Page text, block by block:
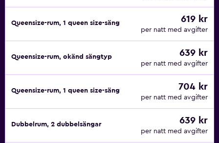
Queensize-rum, 1 queen size-säng 619 kr
per natt med avgifter
Queensize-rum, okänd sängtyp 639 kr
per natt med avgifter
Queensize-rum, 1 queen size-säng 704 kr
per natt med avgifter
Dubbelrum, 2 dubbelsängar 639 kr
per natt med avgifter